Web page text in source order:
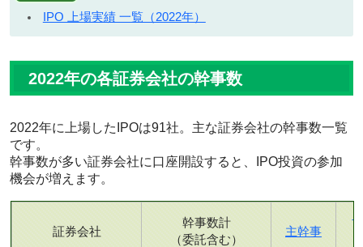
IPO 上場実績 一覧（2022年）
2022年の各証券会社の幹事数
2022年に上場したIPOは91社。主な証券会社の幹事数一覧
です。
幹事数が多い証券会社に口座開設すると、IPO投資の参加
機会が増えます。
証券会社
幹事数計
（委託含む）
主幹事